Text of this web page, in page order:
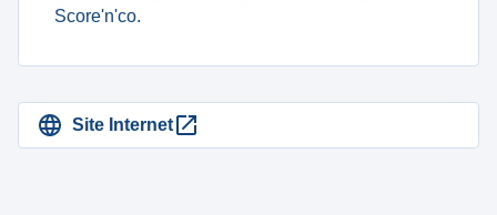
Score'n'co.
Site Internet